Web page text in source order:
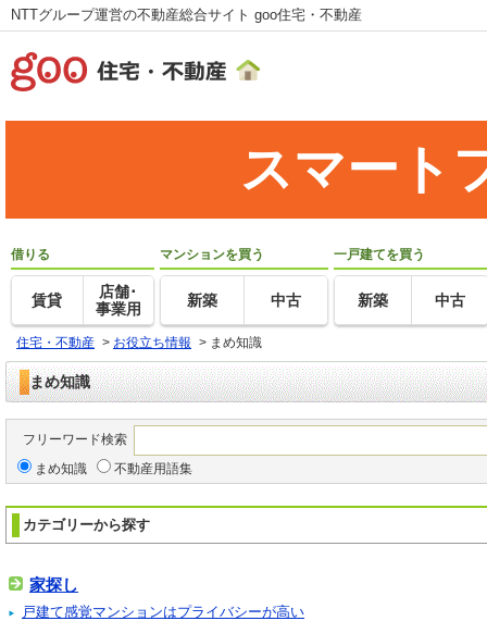
NTTグループ運営の不動産総合サイト goo住宅・不動産
スマート
借りる
賃貸
店舗･
事業用
マンションを買う
新築 中古
一戸建てを買う
新築 中古
住宅・不動産 > お役立ち情報 > まめ知識
まめ知識
フリーワード検索
まめ知識 不動産用語集
カテゴリーから探す
家探し
戸建て感覚マンションはプライバシーが高い